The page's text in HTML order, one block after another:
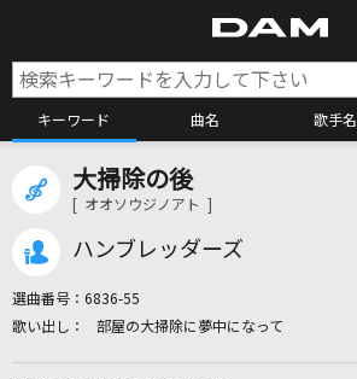
キーワード 曲名 歌手名
大掃除の後
[ オオソウジノアト ]
ハンブレッダーズ
選曲番号： 6836-55
部屋の大掃除に夢中になって